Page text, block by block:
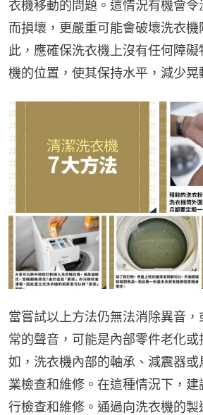
衣機移動的問題。這情況有機會
而損壞，更嚴重可能會破壞洗衣機
此，應確保洗衣機上沒有任何障
機的位置，使其保持水平，減少晃
當嘗試以上方法仍無法消除異音
常的聲音，可能是內部零件老化或
如，洗衣機內部的軸承、減震器
業檢查和維修。在這種情況下，
行檢查和維修。通過向洗衣機的製